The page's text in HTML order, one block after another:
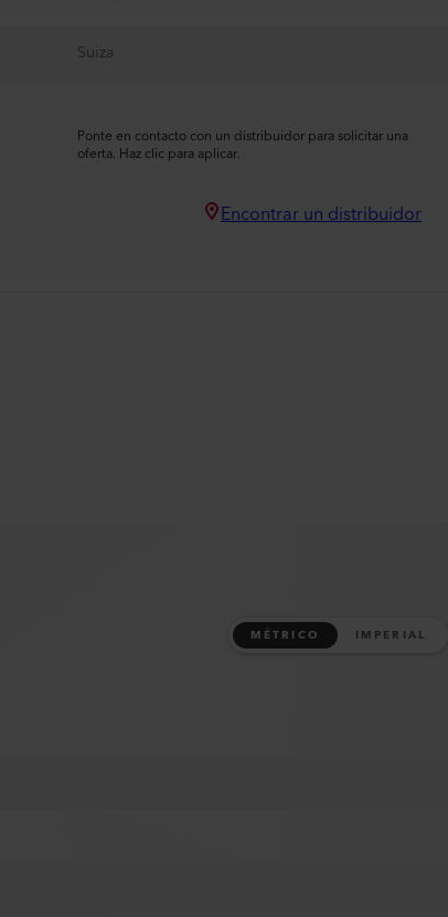
Suiza
Ponte en contacto con un distribuidor para solicitar una
oferta. Haz clic para aplicar.
Encontrar un distribuidor
MÉTRICO IMPERIAL